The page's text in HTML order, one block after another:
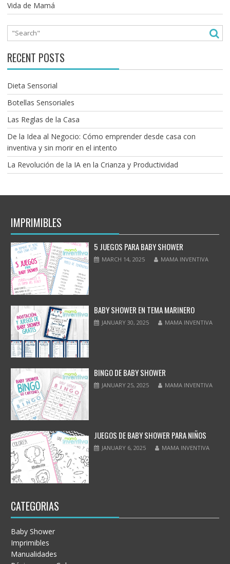
Vida de Mamá
RECENT POSTS
Dieta Sensorial
Botellas Sensoriales
Las Reglas de la Casa
De la Idea al Negocio: Cómo emprender desde casa con
inventiva y sin morir en el intento
La Revolución de la IA en la Crianza y Productividad
IMPRIMIBLES
5 JUEGOS PARA BABY SHOWER
MARCH 14, 2025 MAMA INVENTIVA
BABY SHOWER EN TEMA MARINERO
JANUARY 30, 2025 MAMA INVENTIVA
BINGO DE BABY SHOWER
JANUARY 25, 2025 MAMA INVENTIVA
JUEGOS DE BABY SHOWER PARA NIÑOS
JANUARY 6, 2025 MAMA INVENTIVA
CATEGORIAS
Baby Shower
Imprimibles
Manualidades